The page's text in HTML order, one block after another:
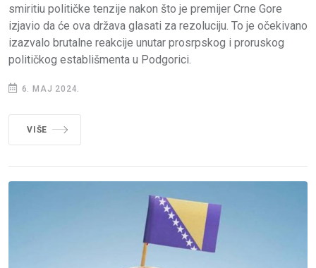
smiritiu političke tenzije nakon što je premijer Crne Gore
izjavio da će ova država glasati za rezoluciju. To je očekivano
izazvalo brutalne reakcije unutar prosrpskog i proruskog
političkog establišmenta u Podgorici.
6. MAJ 2024.
VIŠE